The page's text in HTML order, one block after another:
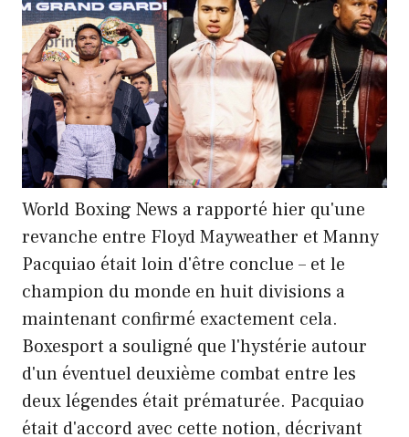
World Boxing News a rapporté hier qu'une
revanche entre Floyd Mayweather et Manny
Pacquiao était loin d'être conclue – et le
champion du monde en huit divisions a
maintenant confirmé exactement cela.
Boxesport a souligné que l'hystérie autour
d'un éventuel deuxième combat entre les
deux légendes était prématurée. Pacquiao
était d'accord avec cette notion, décrivant